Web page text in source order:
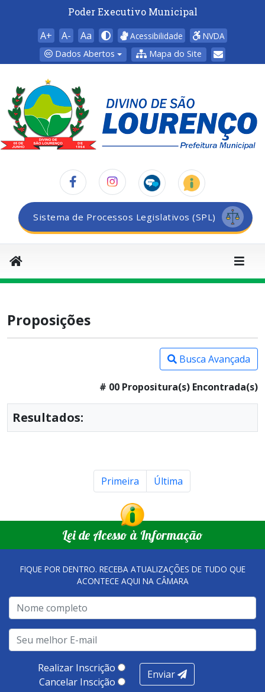
Poder Executivo Municipal
A+ A- Aa Acessibilidade
NVDA
Dados Abertos
Mapa do Site
Sistema de Processos Legislativos (SPL)
Proposições
Busca Avançada
# 00 Propositura(s) Encontrada(s)
Resultados:
Primeira Última
Lei de Acesso à Informação
FIQUE POR DENTRO. RECEBA ATUALIZAÇÕES DE TUDO QUE
ACONTECE AQUI NA CÂMARA
Realizar Inscrição
Cancelar Inscição
Enviar